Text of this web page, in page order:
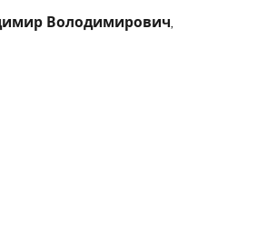
Володимирович